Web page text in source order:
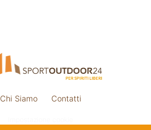
Chi Siamo Contatti